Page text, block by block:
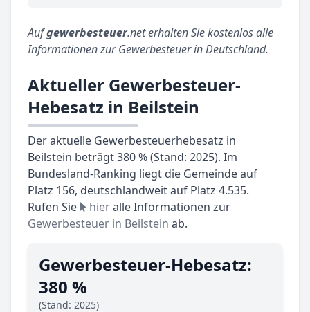
Aufgewerbesteuer.net erhalten Sie kostenlos alle
Informationen zur Gewerbesteuer in Deutschland.
Aktueller Gewerbesteuer-
Hebesatz in Beilstein
Der aktuelle Gewerbesteuerhebesatz in
Beilstein beträgt 380 % (Stand: 2025). Im
Bundesland-Ranking liegt die Gemeinde auf
Platz 156, deutschlandweit auf Platz 4.535.
Rufen Sie
hieralle Informationen zur
Gewerbesteuer in Beilstein ab.
Gewerbesteuer-Hebesatz:
380 %
(Stand: 2025)